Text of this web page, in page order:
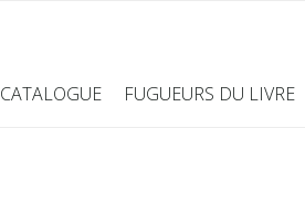
CATALOGUE FUGUEURS DU LIVRE